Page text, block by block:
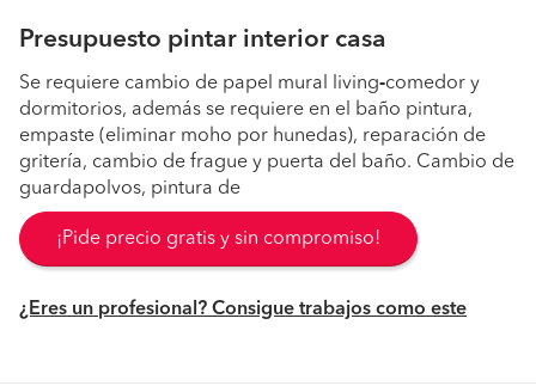
Presupuesto pintar interior casa
Se requiere cambio de papel mural living-comedor y
dormitorios, además se requiere en el baño pintura,
empaste (eliminar moho por hunedas), reparación de
gritería, cambio de frague y puerta del baño. Cambio de
guardapolvos, pintura de
¡Pide precio gratis y sin compromiso!
¿Eres un profesional? Consigue trabajos como este